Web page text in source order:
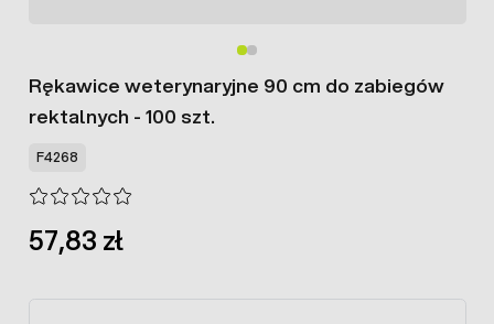
Rękawice weterynaryjne 90 cm do zabiegów
rektalnych - 100 szt.
F4268
57,83 zł